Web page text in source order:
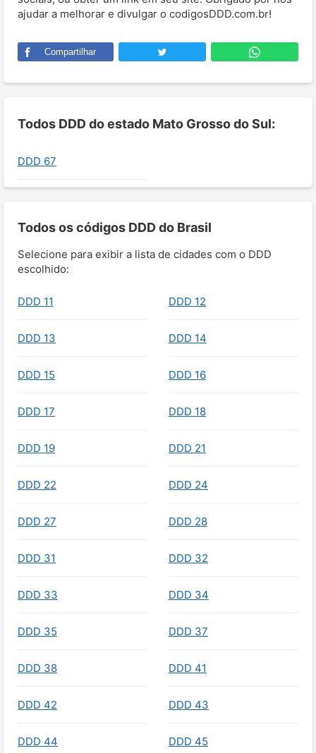
ajudar a melhorar e divulgar o codigosDDD.com.br!
Compartilhar
Todos DDD do estado Mato Grosso do Sul:
DDD 67
Todos os códigos DDD do Brasil
Selecione para exibir a lista de cidades com o DDD
escolhido:
DDD 11 DDD 12
DDD 13 DDD 14
DDD 15 DDD 16
DDD 17 DDD 18
DDD 19 DDD 21
DDD 22 DDD 24
DDD 27 DDD 28
DDD 31 DDD 32
DDD 33 DDD 34
DDD 35 DDD 37
DDD 38 DDD 41
DDD 42 DDD 43
DDD 44 DDD 45